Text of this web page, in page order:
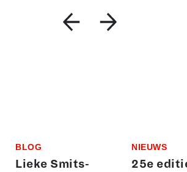
BLOG
Lieke Smits-
NIEUWS
25e